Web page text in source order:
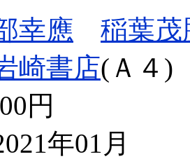
幸應
稲葉茂
崎書店(Ａ４)
円
年01月